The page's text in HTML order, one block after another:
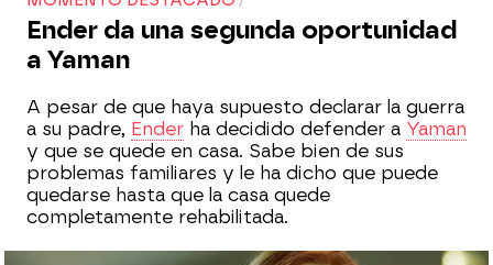
Ender da una segunda oportunidad
a Yaman
A pesar de que haya supuesto declarar la guerra
a su padre, Ender ha decidido defender a Yaman
y que se quede en casa. Sabe bien de sus
problemas familiares y le ha dicho que puede
quedarse hasta que la casa quede
completamente rehabilitada.